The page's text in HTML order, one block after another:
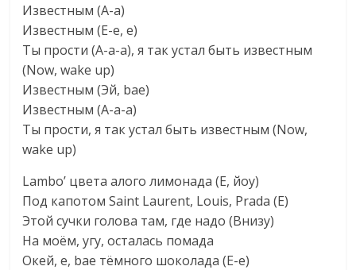
Известным (А-а)
Известным (Е-е, е)
Ты прости (А-а-а), я так устал быть известным
(Now, wake up)
Известным (Эй, bae)
Известным (А-а-а)
Ты прости, я так устал быть известным (Now,
wake up)
Lambo’ цвета алого лимонада (Е, йоу)
Под капотом Saint Laurent, Louis, Prada (Е)
Этой сучки голова там, где надо (Внизу)
На моём, угу, осталась помада
Окей, е, bae тёмного шоколада (Е-е)